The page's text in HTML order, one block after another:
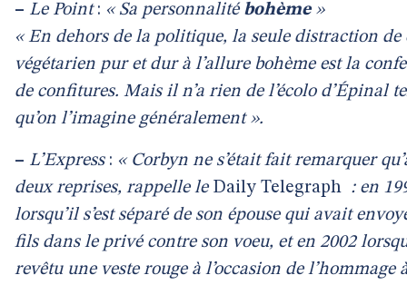
– Le Point: « Sa personnalité bohème»
« En dehors de la politique, la seule distraction de
végétarien pur et dur à l’allure bohème est la
de confitures. Mais il n’a rien de l’écolo d’Épinal
qu’on l’imagine généralement ».
– L’Express: « Corbyn ne s’était fait remarquer
deux reprises, rappelle le Daily Telegraph : en
lorsqu’il s’est séparé de son épouse qui avait
fils dans le privé contre son voeu, et en 2002
revêtu une veste rouge à l’occasion de l’hommage